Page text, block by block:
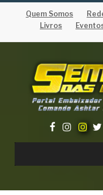
Quem Somos
Livros